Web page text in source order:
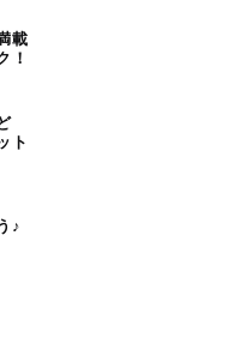
載
！
ト
♪